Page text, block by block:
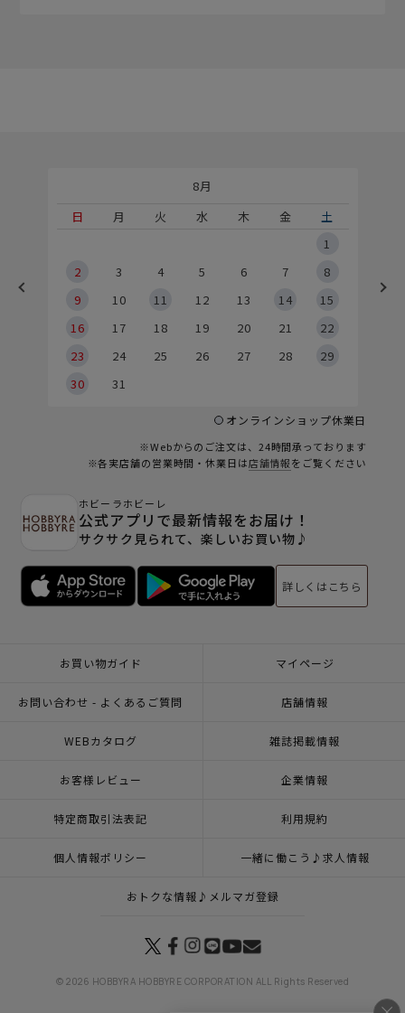
8月
日
月 火 水 木 金
土
1
2
3 4 5 6 7
8
9
10 11 12 13 14
15
16
17 18 19 20 21
22
23
24 25 26 27 28
29
30
31
オンラインショップ休業日
※Webからのご注文は、24時間承っております
※各実店舗の営業時間・休業日は店舗情報をご覧ください
ホビーラホビーレ
公式アプリで最新情報をお届け！
サクサク見られて、楽しいお買い物♪
詳しくはこちら
お買い物ガイド マイページ
お問い合わせ - よくあるご質問 店舗情報
WEBカタログ 雑誌掲載情報
お客様レビュー 企業情報
特定商取引法表記 利用規約
個人情報ポリシー 一緒に働こう♪求人情報
おトクな情報♪メルマガ登録
© 2026 HOBBYRA HOBBYRE CORPORATION ALL Rights Reserved